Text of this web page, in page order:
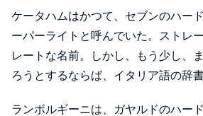
ケータハムはかつて、セブンのハー
ーパーライトと呼んでいた。ストレ
レートな名前。しかし、もう少し、
ろうとするならば、イタリア語の辞
ランボルギーニは、ガヤルドのハー